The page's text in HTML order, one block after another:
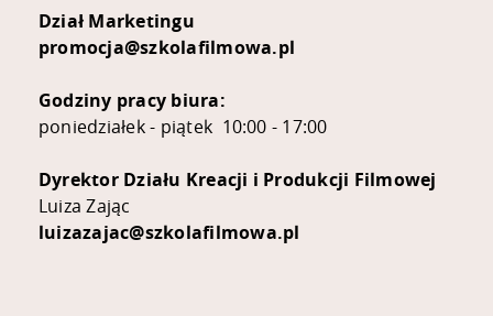
Dział Marketingu
promocja@szkolafilmowa.pl
Godziny pracy biura:
poniedziałek - piątek 10:00 - 17:00
Dyrektor Działu Kreacji i Produkcji Filmowej
Luiza Zając
luizazajac@szkolafilmowa.pl